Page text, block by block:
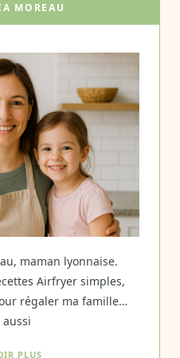
MOREAU
maman lyonnaise.
Airfryer simples,
régaler ma famille…
PLUS